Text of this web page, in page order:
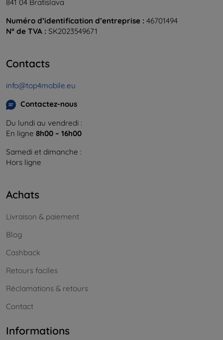
841 04 Bratislava
Numéro d’identification d’entreprise : 46701494
N° de TVA : SK2023549671
Contacts
info@top4mobile.eu
Contactez-nous
Du lundi au vendredi :
En ligne 8h00 – 16h00
Samedi et dimanche :
Hors ligne
Achats
Livraison & paiement
Blog
Cashback
Retours faciles
Réclamations & retours
Contact
Informations